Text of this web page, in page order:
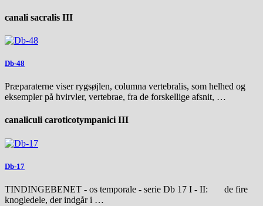
canali sacralis III
Db-48
Præparaterne viser rygsøjlen, columna vertebralis, som helhed og
eksempler på hvirvler, vertebrae, fra de forskellige afsnit, …
canaliculi caroticotympanici III
Db-17
TINDINGEBENET - os temporale - serie Db 17 I - II: de fire
knogledele, der indgår i …